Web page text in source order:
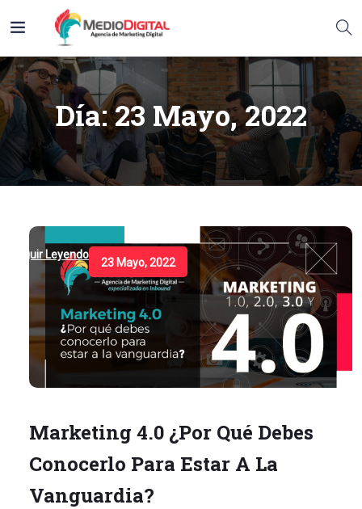
Día:23 Mayo, 2022
Seguir Leyendo
23 Mayo, 2022
Marketing 4.0 ¿Por Qué Debes
Conocerlo Para Estar A La
Vanguardia?